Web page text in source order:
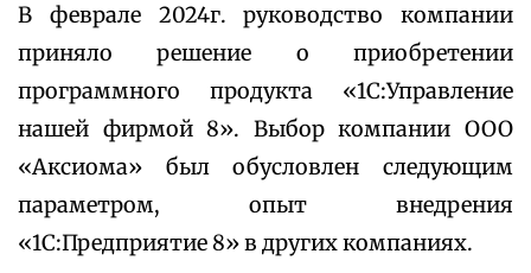
В феврале 2024г. руководство компании
приняло решение о приобретении
программного продукта «1С:Управление
нашей фирмой 8». Выбор компании ООО
«Аксиома» был обусловлен следующим
параметром, опыт внедрения
«1С:Предприятие 8» в других компаниях.